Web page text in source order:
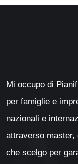
Mi occupo di
per famiglie e
nazionali e
attraverso
che scelgo per